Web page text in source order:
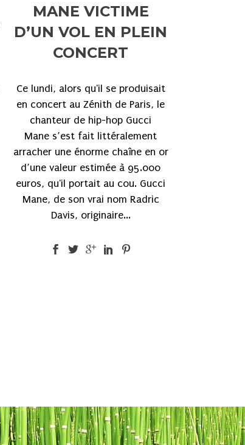
MANE VICTIME
D’UN VOL EN PLEIN
CONCERT
Ce lundi, alors qu'il se produisait
en concert au Zénith de Paris, le
chanteur de hip-hop Gucci
Mane s’est fait littéralement
arracher une énorme chaîne en or
d’une valeur estimée à 95.000
euros, qu'il portait au cou. Gucci
Mane, de son vrai nom Radric
Davis, originaire...